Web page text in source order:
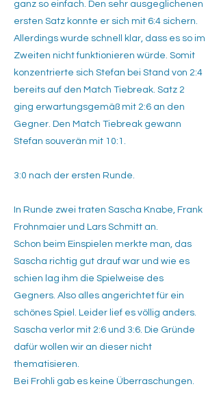
ganz so einfach. Den sehr ausgeglichenen
ersten Satz konnte er sich mit 6:4 sichern.
Allerdings wurde schnell klar, dass es so im
Zweiten nicht funktionieren würde. Somit
konzentrierte sich Stefan bei Stand von 2:4
bereits auf den Match Tiebreak. Satz 2
ging erwartungsgemäß mit 2:6 an den
Gegner. Den Match Tiebreak gewann
Stefan souverän mit 10:1.
3:0 nach der ersten Runde.
In Runde zwei traten Sascha Knabe, Frank
Frohnmaier und Lars Schmitt an.
Schon beim Einspielen merkte man, das
Sascha richtig gut drauf war und wie es
schien lag ihm die Spielweise des
Gegners. Also alles angerichtet für ein
schönes Spiel. Leider lief es völlig anders.
Sascha verlor mit 2:6 und 3:6. Die Gründe
dafür wollen wir an dieser nicht
thematisieren.
Bei Frohli gab es keine Überraschungen.